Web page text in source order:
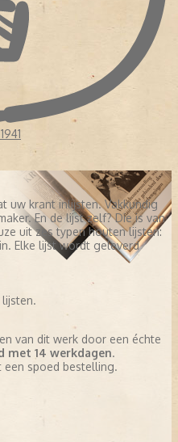
uw krant inlijsten. Vakkundig
En de lijst zelf? Die is van
uit zes typen houten lijsten:
Elke lijst wordt geleverd
van dit werk door een échte
met 14 werkdagen.
spoed bestelling.